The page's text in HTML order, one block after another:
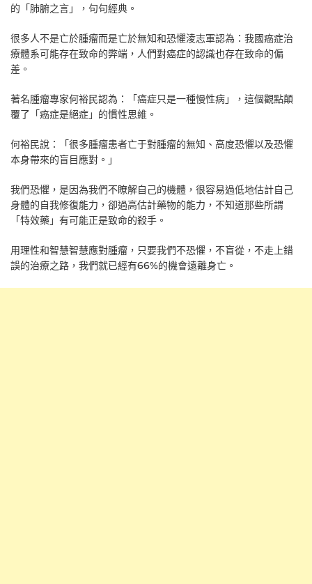
的「肺腑之言」，句句經典。
很多人不是亡於腫瘤而是亡於無知和恐懼淩志軍認為：我國癌症治
療體系可能存在致命的弊端，人們對癌症的認識也存在致命的偏
差。
著名腫瘤專家何裕民認為：「癌症只是一種慢性病」，這個觀點顛
覆了「癌症是絕症」的慣性思維。
何裕民說：「很多腫瘤患者亡于對腫瘤的無知、高度恐懼以及恐懼
本身帶來的盲目應對。」
我們恐懼，是因為我們不瞭解自己的機體，很容易過低地估計自己
身體的自我修復能力，卻過高估計藥物的能力，不知道那些所謂
「特效藥」有可能正是致命的殺手。
用理性和智慧智慧應對腫瘤，只要我們不恐懼，不盲從，不走上錯
誤的治療之路，我們就已經有66%的機會遠離身亡。